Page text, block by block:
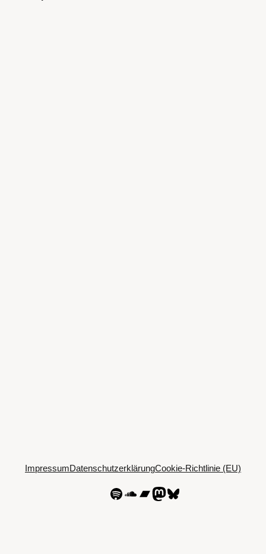
ImpressumDatenschutzerklärungCookie-Richtlinie (EU)
SpotifySoundCloud
Bandcamp
Mastodon